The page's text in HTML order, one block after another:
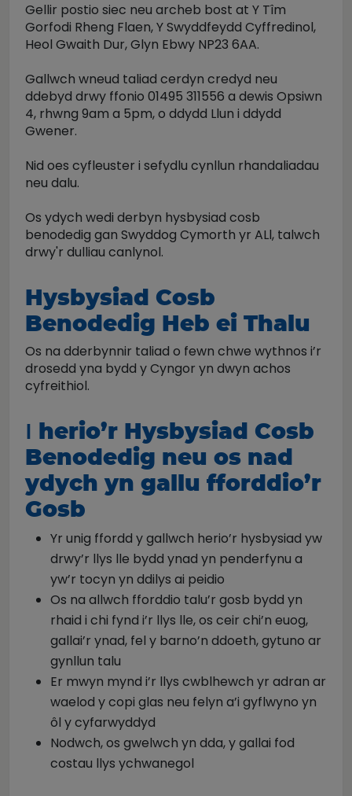
Gellir postio siec neu archeb bost at Y Tîm
Gorfodi Rheng Flaen, Y Swyddfeydd Cyffredinol,
Heol Gwaith Dur, Glyn Ebwy NP23 6AA.
Gallwch wneud taliad cerdyn credyd neu
ddebyd drwy ffonio 01495 311556 a dewis Opsiwn
4, rhwng 9am a 5pm, o ddydd Llun i ddydd
Gwener.
Nid oes cyfleuster i sefydlu cynllun rhandaliadau
neu dalu.
Os ydych wedi derbyn hysbysiad cosb
benodedig gan Swyddog Cymorth yr ALl, talwch
drwy'r dulliau canlynol.
Hysbysiad Cosb
Benodedig Heb ei Thalu
Os na dderbynnir taliad o fewn chwe wythnos i’r
drosedd yna bydd y Cyngor yn dwyn achos
cyfreithiol.
I herio’r Hysbysiad Cosb
Benodedig neu os nad
ydych yn gallu fforddio’r
Gosb
Yr unig ffordd y gallwch herio’r hysbysiad yw
drwy’r llys lle bydd ynad yn penderfynu a
yw’r tocyn yn ddilys ai peidio
Os na allwch fforddio talu’r gosb bydd yn
rhaid i chi fynd i’r llys lle, os ceir chi’n euog,
gallai’r ynad, fel y barno’n ddoeth, gytuno ar
gynllun talu
Er mwyn mynd i’r llys cwblhewch yr adran ar
waelod y copi glas neu felyn a’i gyflwyno yn
ôl y cyfarwyddyd
Nodwch, os gwelwch yn dda, y gallai fod
costau llys ychwanegol